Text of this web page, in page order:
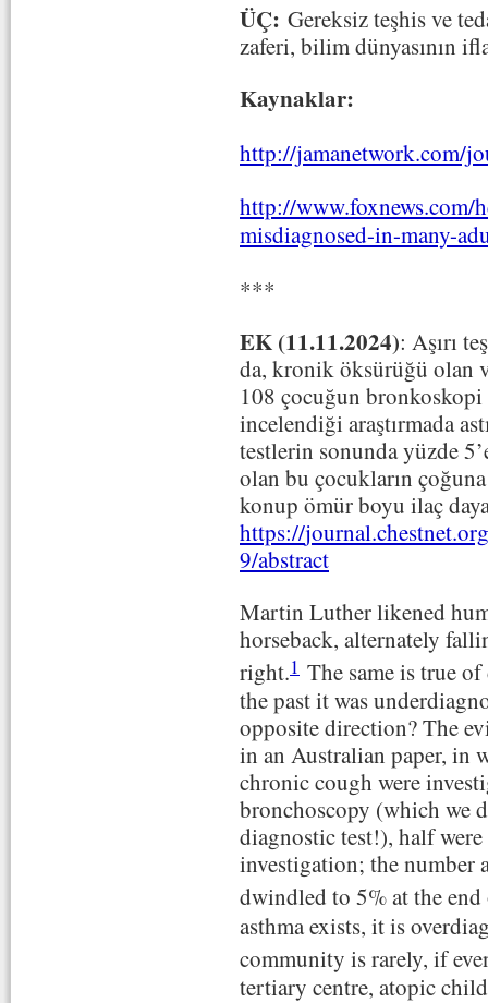
ÜÇ: Gereksiz teşhis ve
zaferi, bilim dünyasının
Kaynaklar:
http://jamanetwork.com/
http://www.foxnews.com/
misdiagnosed-in-many-
***
EK (11.11.2024): Aşırı
da, kronik öksürüğü olan
108 çocuğun
incelendiği araştırmada
testlerin sonunda yüzde
olan bu çocukların
konup ömür boyu ilaç
https://
9/abstract
Martin Luther likened
horseback, alternately
right.1 The same is true
the past it was
opposite direction? The
in an Australian paper, in
chronic cough were
bronchoscopy (which we
diagnostic test!), half
investigation; the number
dwindled to 5% at the
asthma exists, it is
community is rarely, if
tertiary centre, atopic